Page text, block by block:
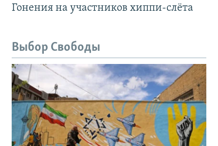
Гонения на участников хиппи-слёта
Выбор Свободы